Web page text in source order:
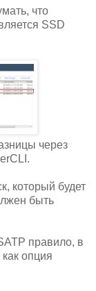
что
SSD
через
который будет
быть
правило, в
опция